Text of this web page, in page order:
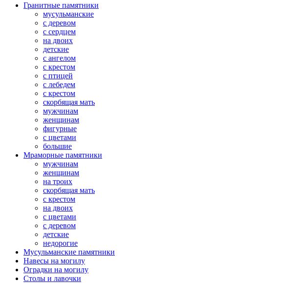
Гранитные памятники
мусульманские
с деревом
с сердцем
на двоих
детские
с ангелом
с крестом
с птицей
с лебедем
с крестом
скорбящая мать
мужчинам
женщинам
фигурные
с цветами
большие
Мраморные памятники
мужчинам
женщинам
на троих
скорбящая мать
с крестом
на двоих
с цветами
с деревом
детские
недорогие
Мусульманские памятники
Навесы на могилу
Оградки на могилу
Столы и лавочки